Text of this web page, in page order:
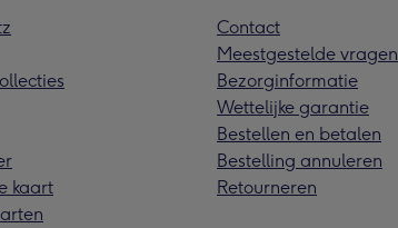
kaart
Contact
Meestgestelde vragen
Bezorginformatie
Wettelijke garantie
Bestellen en betalen
Bestelling annuleren
Retourneren